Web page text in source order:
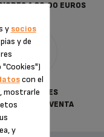
A 30.00 EUROS
CONDICIONES
DE VENTA
y socios
y de
con el
mostrarle
y